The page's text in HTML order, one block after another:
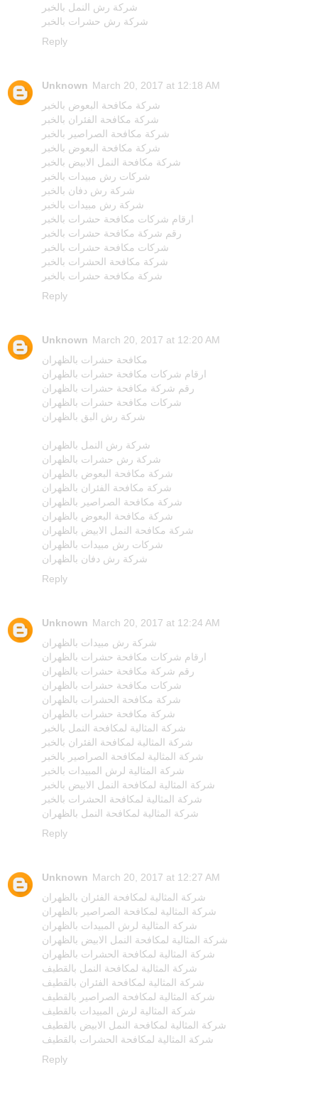
شركة رش النمل بالخبر
شركة رش حشرات بالخبر
Reply
Unknown March 20, 2017 at 12:18 AM
شركة مكافحة البعوض بالخبر
شركة مكافحة الفئران بالخبر
شركة مكافحة الصراصير بالخبر
شركة مكافحة البعوض بالخبر
شركة مكافحة النمل الابيض بالخبر
شركات رش مبيدات بالخبر
شركة رش دفان بالخبر
شركة رش مبيدات بالخبر
ارقام شركات مكافحة حشرات بالخبر
رقم شركة مكافحة حشرات بالخبر
شركات مكافحة حشرات بالخبر
شركة مكافحة الحشرات بالخبر
شركة مكافحة حشرات بالخبر
Reply
Unknown March 20, 2017 at 12:20 AM
مكافحة حشرات بالظهران
ارقام شركات مكافحة حشرات بالظهران
رقم شركة مكافحة حشرات بالظهران
شركات مكافحة حشرات بالظهران
شركة رش البق بالظهران
شركة رش النمل بالظهران
شركة رش حشرات بالظهران
شركة مكافحة البعوض بالظهران
شركة مكافحة الفئران بالظهران
شركة مكافحة الصراصير بالظهران
شركة مكافحة البعوض بالظهران
شركة مكافحة النمل الابيض بالظهران
شركات رش مبيدات بالظهران
شركة رش دفان بالظهران
Reply
Unknown March 20, 2017 at 12:24 AM
شركة رش مبيدات بالظهران
ارقام شركات مكافحة حشرات بالظهران
رقم شركة مكافحة حشرات بالظهران
شركات مكافحة حشرات بالظهران
شركة مكافحة الحشرات بالظهران
شركة مكافحة حشرات بالظهران
شركة المثالية لمكافحة النمل بالخبر
شركة المثالية لمكافحة الفئران بالخبر
شركة المثالية لمكافحة الصراصير بالخبر
شركة المثالية لرش المبيدات بالخبر
شركة المثالية لمكافحة النمل الابيض بالخبر
شركة المثالية لمكافحة الحشرات بالخبر
شركة المثالية لمكافحة النمل بالظهران
Reply
Unknown March 20, 2017 at 12:27 AM
شركة المثالية لمكافحة الفئران بالظهران
شركة المثالية لمكافحة الصراصير بالظهران
شركة المثالية لرش المبيدات بالظهران
شركة المثالية لمكافحة النمل الابيض بالظهران
شركة المثالية لمكافحة الحشرات بالظهران
شركة المثالية لمكافحة النمل بالقطيف
شركة المثالية لمكافحة الفئران بالقطيف
شركة المثالية لمكافحة الصراصير بالقطيف
شركة المثالية لرش المبيدات بالقطيف
شركة المثالية لمكافحة النمل الابيض بالقطيف
شركة المثالية لمكافحة الحشرات بالقطيف
Reply